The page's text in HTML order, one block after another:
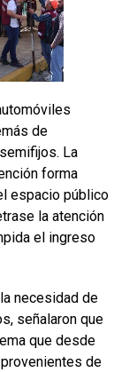
de
La
forma
espacio público
la atención
el ingreso
necesidad de
señalaron que
que desde
de